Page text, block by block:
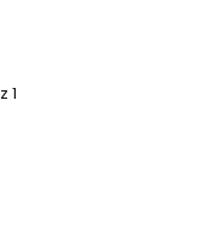
z 1